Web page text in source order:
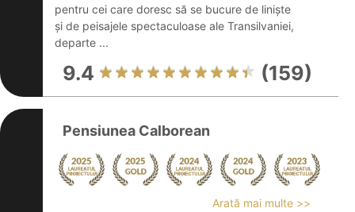
pentru cei care doresc să se bucure de liniște
și de peisajele spectaculoase ale Transilvaniei,
departe ...
9.4 (159)
Pensiunea Calborean
Arată mai multe >>